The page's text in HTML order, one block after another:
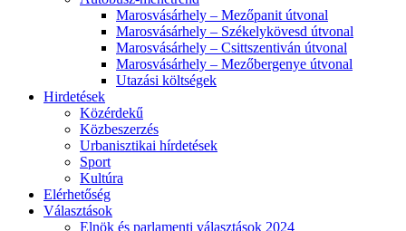
Marosvásárhely – Mezőpanit útvonal
Marosvásárhely – Székelykövesd útvonal
Marosvásárhely – Csittszentiván útvonal
Marosvásárhely – Mezőbergenye útvonal
Utazási költségek
Hirdetések
Közérdekű
Közbeszerzés
Urbanisztikai hírdetések
Sport
Kultúra
Elérhetőség
Választások
Elnök és parlamenti választások 2024